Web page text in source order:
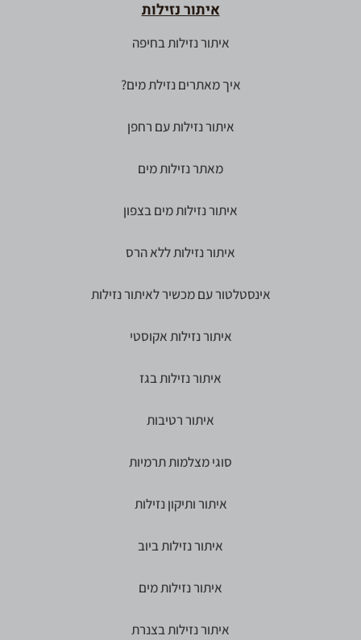
איתור נזילות
איתור נזילות בחיפה
איך מאתרים נזילת מים?
איתור נזילות עם רחפן
מאתר נזילות מים
איתור נזילות מים בצפון
איתור נזילות ללא הרס
אינסטלטור עם מכשיר לאיתור נזילות
איתור נזילות אקוסטי
איתור נזילות בגז
איתור רטיבות
סוגי מצלמות תרמיות
איתור ותיקון נזילות
איתור נזילות ביוב
איתור נזילות מים
איתור נזילות בצנרת